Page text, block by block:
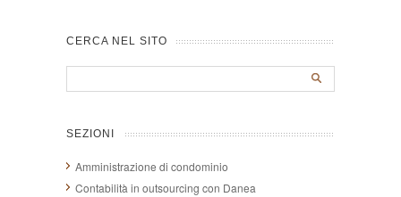
CERCA NEL SITO
SEZIONI
Amministrazione di condominio
Contabilità in outsourcing con Danea